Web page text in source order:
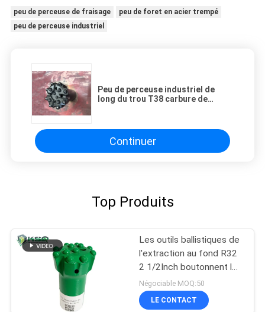
peu de perceuse de fraisage
peu de foret en acier trempé
peu de perceuse industriel
Peu de perceuse industriel de
long du trou T38 carbure de
Continuer
Top Produits
Les outils ballistiques de
l'extraction au fond R32
2 1/2Inch boutonnent le
peu de perceuse
Négociable MOQ:50
LE CONTACT